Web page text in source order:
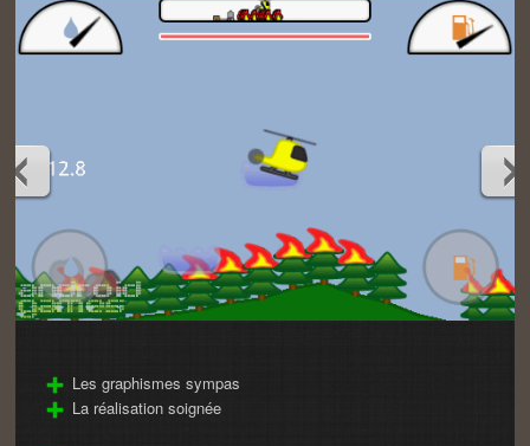
Les graphismes sympas
La réalisation soignée